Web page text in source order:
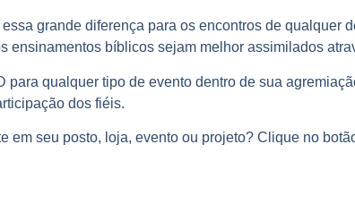
grande diferença para os encontros de qualquer
ensinamentos bíblicos sejam melhor assimilados
para qualquer tipo de evento dentro de sua
dos fiéis.
em seu posto, loja, evento ou projeto? Clique no